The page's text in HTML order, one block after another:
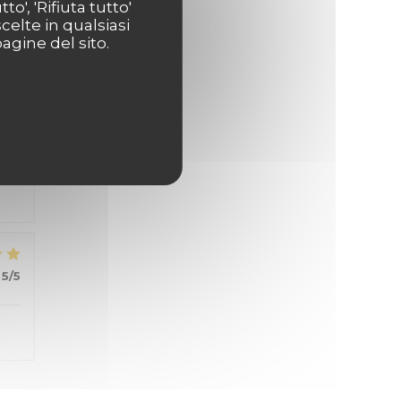
'Rifiuta tutto'
in qualsiasi
del sito.
5/5